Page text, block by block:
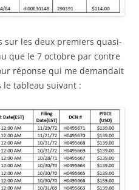
sur les deux premiers quasi-
que le 7 octobre par contre
réponse qui me demandait
tableau suivant :